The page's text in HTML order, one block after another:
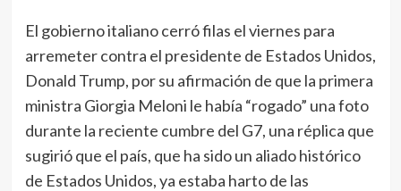
El gobierno italiano cerró filas el viernes para
arremeter contra el presidente de Estados Unidos,
Donald Trump, por su afirmación de que la primera
ministra Giorgia Meloni le había “rogado” una foto
durante la reciente cumbre del G7, una réplica que
sugirió que el país, que ha sido un aliado histórico
de Estados Unidos, ya estaba harto de las